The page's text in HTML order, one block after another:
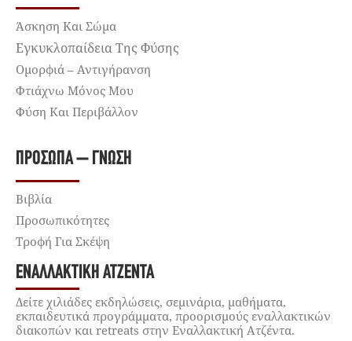
Άσκηση Και Σώμα
Εγκυκλοπαίδεια Της Φύσης
Ομορφιά – Αντιγήρανση
Φτιάχνω Μόνος Μου
Φύση Και Περιβάλλον
ΠΡΌΣΩΠΑ – ΓΝΏΣΗ
Βιβλία
Προσωπικότητες
Τροφή Για Σκέψη
ΕΝΑΛΛΑΚΤΙΚΉ ΑΤΖΈΝΤΑ
Δείτε χιλιάδες εκδηλώσεις, σεμινάρια, μαθήματα,
εκπαιδευτικά προγράμματα, προορισμούς εναλλακτικών
διακοπών και retreats στην Εναλλακτική Ατζέντα.